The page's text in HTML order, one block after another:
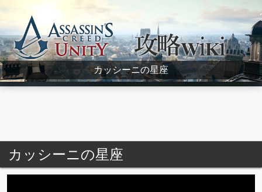
Assassin's Creed Unity Wiki
カッシーニの星座
カッシーニの星座